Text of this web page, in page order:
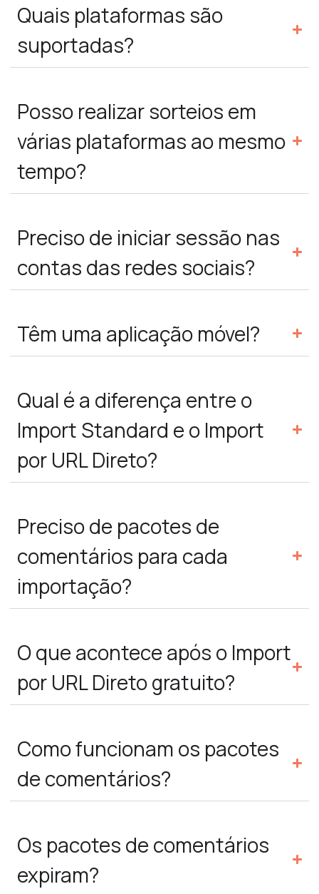
Quais plataformas são
suportadas?
Posso realizar sorteios em
várias plataformas ao mesmo
tempo?
Preciso de iniciar sessão nas
contas das redes sociais?
Têm uma aplicação móvel?
Qual é a diferença entre o
Import Standard e o Import
por URL Direto?
Preciso de pacotes de
comentários para cada
importação?
O que acontece após o Import
por URL Direto gratuito?
Como funcionam os pacotes
de comentários?
Os pacotes de comentários
expiram?